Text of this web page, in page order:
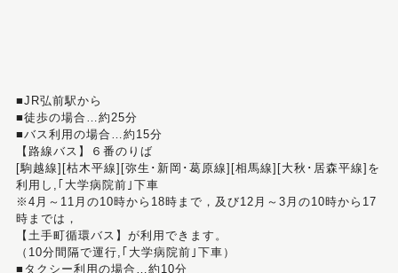
■JR弘前駅から
■徒歩の場合…約25分
■バス利用の場合…約15分
【路線バス】６番のりば
[駒越線][枯木平線][弥生･新岡･葛原線][相馬線][大秋･居森平線]を
利用し,｢大学病院前｣下車
※4月～11月の10時から18時まで，及び12月～3月の10時から17
時までは，
【土手町循環バス】が利用できます。
（10分間隔で運行,｢大学病院前｣下車）
■タクシー利用の場合…約10分